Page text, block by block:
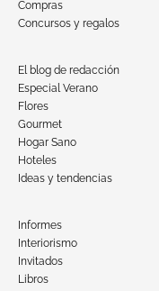
Compras
Concursos y regalos
El blog de redacción
Especial Verano
Flores
Gourmet
Hogar Sano
Hoteles
Ideas y tendencias
Informes
Interiorismo
Invitados
Libros